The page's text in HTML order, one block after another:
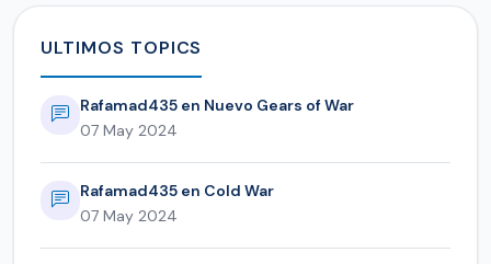
ULTIMOS TOPICS
Rafamad435 en Nuevo Gears of War
07 May 2024
Rafamad435 en Cold War
07 May 2024